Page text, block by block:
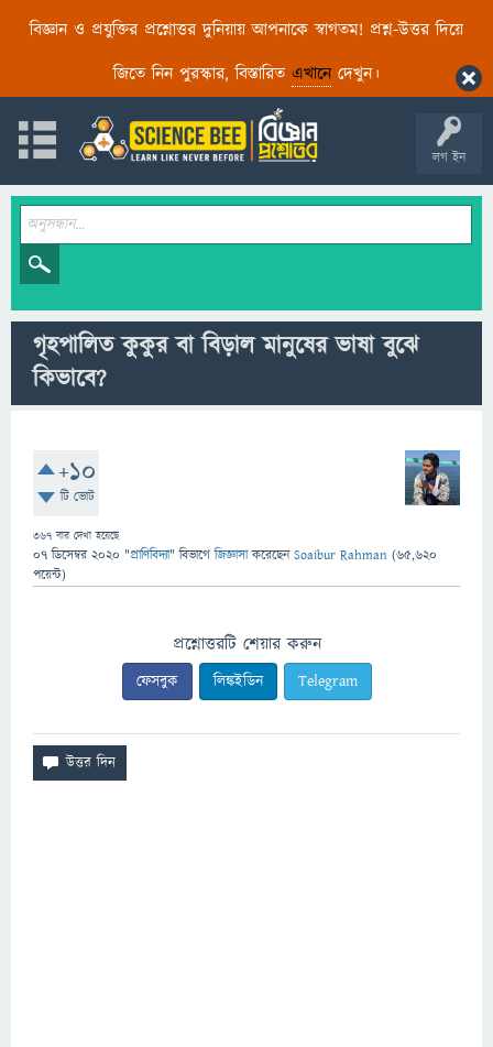
বিজ্ঞান ও প্রযুক্তির প্রশ্নোত্তর দুনিয়ায় আপনাকে স্বাগতম! প্রশ্ন-উত্তর দিয়ে
জিতে নিন পুরস্কার, বিস্তারিত এখানেদেখুন।
লগ ইন
গৃহপালিত কুকুর বা বিড়াল মানুষের ভাষা বুঝে
কিভাবে?
+10
টি ভোট
367 বার দেখা হয়েছে
07 ডিসেম্বর 2020 "প্রাণিবিদ্যা" বিভাগে জিজ্ঞাসাকরেছেনSoaibur Rahman (65,620
পয়েন্ট)
প্রশ্নোত্তরটি শেয়ার করুন
ফেসবুক লিঙ্কইডিন Telegram